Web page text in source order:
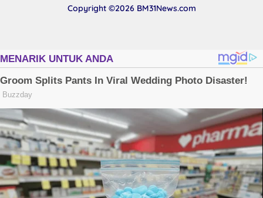
Copyright ©2026 BM31News.com